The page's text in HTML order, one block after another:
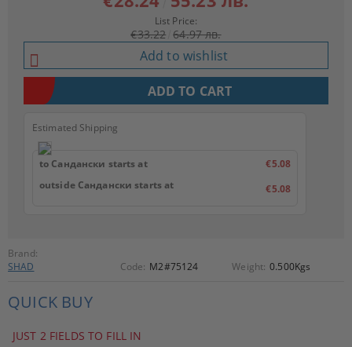
Brand:
SHAD
Code: M2#75124 Weight: 0.500Kgs
QUICK BUY
JUST 2 FIELDS TO FILL IN
List Price:
€33.22 64.97 лв.
Add to wishlist
Estimated Shipping
to Сандански starts at
€5.08
outside Сандански starts at
€5.08